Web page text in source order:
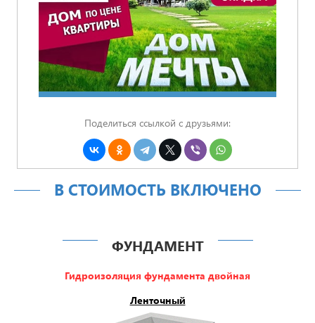
Поделиться ссылкой с друзьями:
В СТОИМОСТЬ ВКЛЮЧЕНО
ФУНДАМЕНТ
Гидроизоляция фундамента двойная
Ленточный